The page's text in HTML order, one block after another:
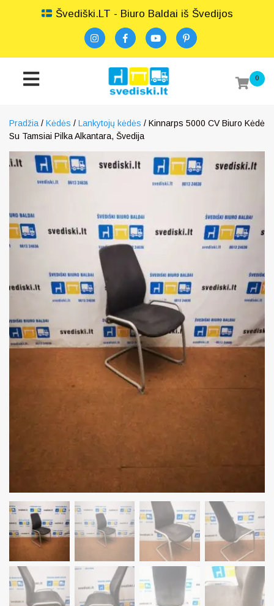
Švediški.LT - Biuro Baldai iš Švedijos
0
Pradžia / Kėdės / Lankytojų kėdės / Kinnarps 5000 CV Biuro Kėdė
Su Tamsiai Pilka Alkantara, Švedija